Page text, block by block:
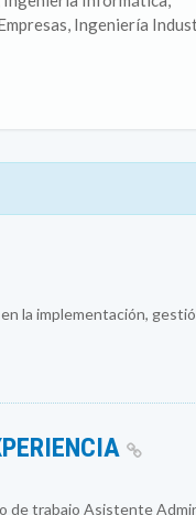
Ingeniería
la implementación,
trabajo Asistente